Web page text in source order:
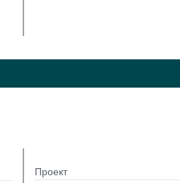
Проект